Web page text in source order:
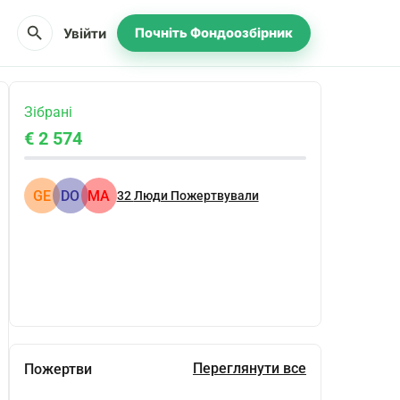
search Увійти Почніть Фондоозбірник
Зібрані
€ 2 574
GE DO MA 32Люди Пожертвували
Пожертви Переглянути все